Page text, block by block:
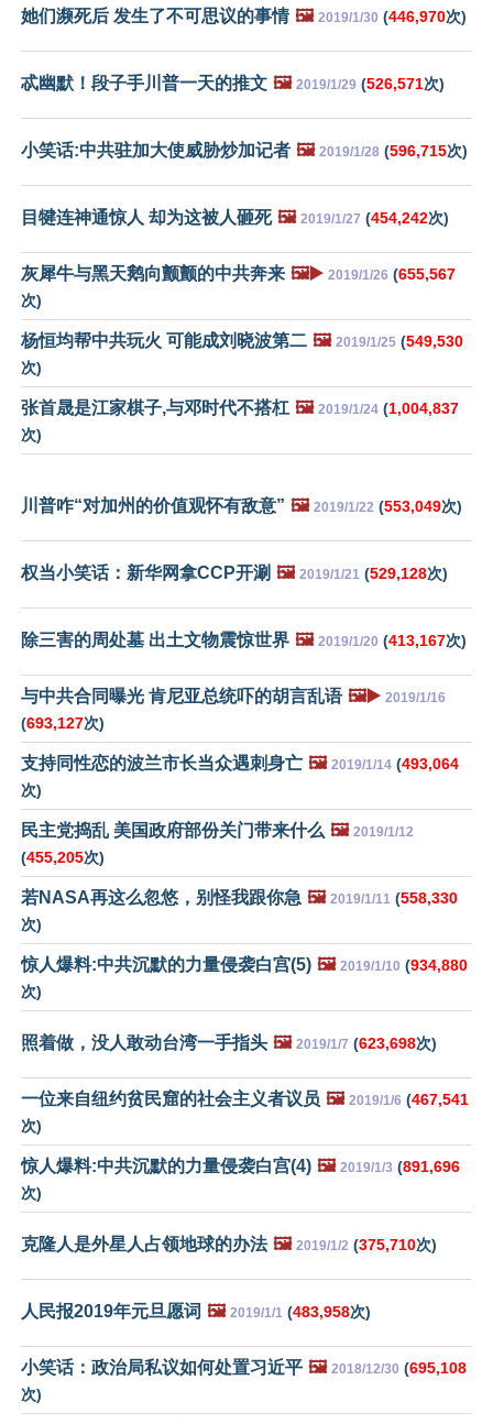
她们濒死后 发生了不可思议的事情 🖼️ 2019/1/30 (446,970次)
忒幽默！段子手川普一天的推文 🖼️ 2019/1/29 (526,571次)
小笑话:中共驻加大使威胁炒加记者 🖼️ 2019/1/28 (596,715次)
目犍连神通惊人 却为这被人砸死 🖼️ 2019/1/27 (454,242次)
灰犀牛与黑天鹅向颤颤的中共奔来 🖼️▶️ 2019/1/26 (655,567
次)
杨恒均帮中共玩火 可能成刘晓波第二 🖼️ 2019/1/25 (549,530
次)
张首晟是江家棋子,与邓时代不搭杠 🖼️ 2019/1/24 (1,004,837
次)
川普咋“对加州的价值观怀有敌意” 🖼️ 2019/1/22 (553,049次)
权当小笑话：新华网拿CCP开涮 🖼️ 2019/1/21 (529,128次)
除三害的周处墓 出土文物震惊世界 🖼️ 2019/1/20 (413,167次)
与中共合同曝光 肯尼亚总统吓的胡言乱语 🖼️▶️ 2019/1/16
(693,127次)
支持同性恋的波兰市长当众遇刺身亡 🖼️ 2019/1/14 (493,064
次)
民主党捣乱 美国政府部份关门带来什么 🖼️ 2019/1/12
(455,205次)
若NASA再这么忽悠，别怪我跟你急 🖼️ 2019/1/11 (558,330
次)
惊人爆料:中共沉默的力量侵袭白宫(5) 🖼️ 2019/1/10 (934,880
次)
照着做，没人敢动台湾一手指头 🖼️ 2019/1/7 (623,698次)
一位来自纽约贫民窟的社会主义者议员 🖼️ 2019/1/6 (467,541
次)
惊人爆料:中共沉默的力量侵袭白宫(4) 🖼️ 2019/1/3 (891,696
次)
克隆人是外星人占领地球的办法 🖼️ 2019/1/2 (375,710次)
人民报2019年元旦愿词 🖼️ 2019/1/1 (483,958次)
小笑话：政治局私议如何处置习近平 🖼️ 2018/12/30 (695,108
次)